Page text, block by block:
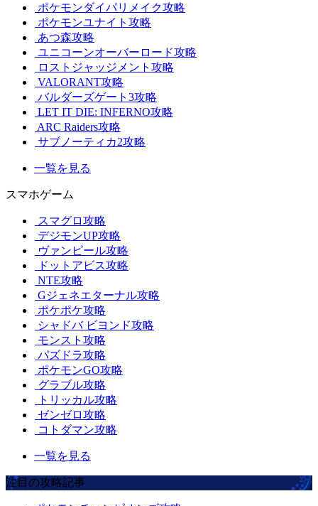
ポケモンダイパリメイク攻略
ポケモンユナイト攻略
あつ森攻略
ユニコーンオーバーロード攻略
ロストジャッジメント攻略
VALORANT攻略
バルダーズゲート3攻略
LET IT DIE: INFERNO攻略
ARC Raiders攻略
サブノーティカ2攻略
一覧を見る
スマホゲーム
スマグロ攻略
デジモンUP攻略
ヴァンピール攻略
ドットアビス攻略
NTE攻略
Gジェネエターナル攻略
ポケポケ攻略
シャドバ ビヨンド攻略
モンスト攻略
パズドラ攻略
ポケモンGO攻略
グラブル攻略
トリッカル攻略
ゼンゼロ攻略
コトダマン攻略
一覧を見る
注目の攻略記事